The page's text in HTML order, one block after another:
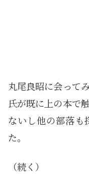
丸尾良昭に会って
氏が既に上の本で
ないし他の部落も
た。
（続く）